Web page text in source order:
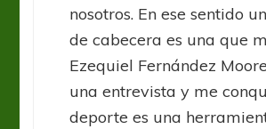
nosotros. En ese sentido
de cabecera es una que
Ezequiel Fernández
una entrevista y me
deporte es una